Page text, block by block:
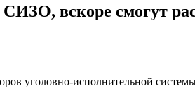
вскоре смогут
уголовно-исполнительной